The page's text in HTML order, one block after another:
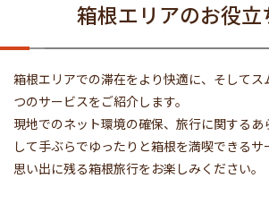
箱根エリアのお役立
箱根エリアでの滞在をより快適に、そしてス
つのサービスをご紹介します。
現地でのネット環境の確保、旅行に関するあ
して手ぶらでゆったりと箱根を満喫できるサ
思い出に残る箱根旅行をお楽しみください。